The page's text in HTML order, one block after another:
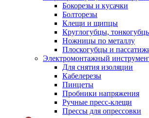
Бокорезы и кусачки
Болторезы
Клещи и щипцы
Круглогубцы,
Ножницы по металлу
Плоскогубцы и
Электромонтажный
Для снятия изоляции
Кабелерезы
Пинцеты
Пробники напряжения
Ручные пресс-клещи
Прессы для опрессовки